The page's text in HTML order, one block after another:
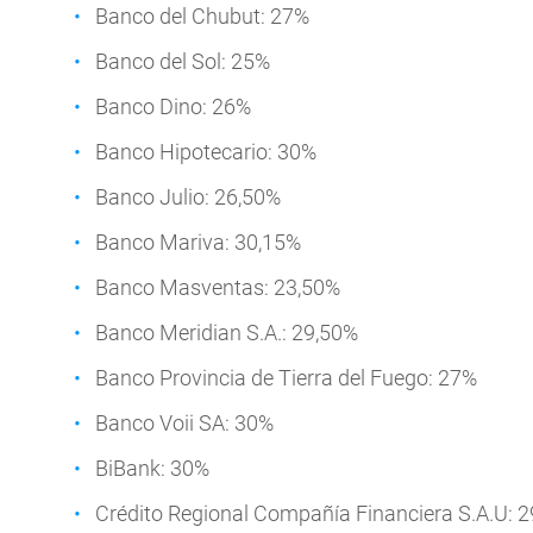
Banco del Chubut: 27%
Banco del Sol: 25%
Banco Dino: 26%
Banco Hipotecario: 30%
Banco Julio: 26,50%
Banco Mariva: 30,15%
Banco Masventas: 23,50%
Banco Meridian S.A.: 29,50%
Banco Provincia de Tierra del Fuego: 27%
Banco Voii SA: 30%
BiBank: 30%
Crédito Regional Compañía Financiera S.A.U: